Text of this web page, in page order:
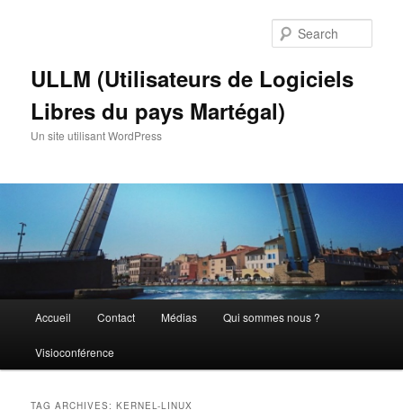
ULLM (Utilisateurs de Logiciels
Libres du pays Martégal)
Un site utilisant WordPress
Accueil Contact Médias Qui sommes nous ?
Visioconférence
TAG ARCHIVES:KERNEL-LINUX